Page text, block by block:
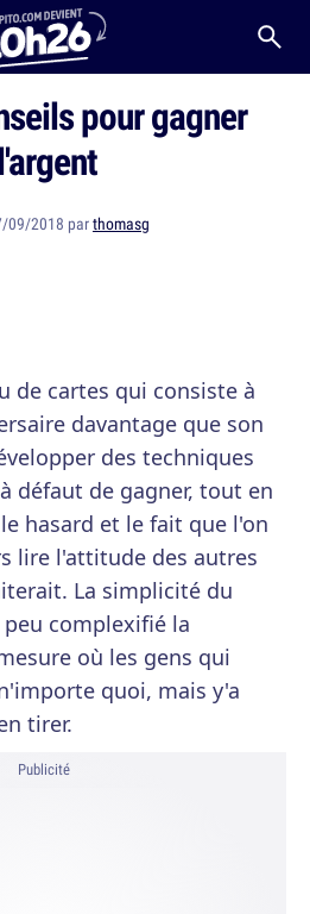
pour gagner
09/2018 parthomasg
de cartes qui consiste à
davantage que son
des techniques
défaut de gagner, tout en
hasard et le fait que l'on
lire l'attitude des autres
La simplicité du
peu complexifié la
où les gens qui
quoi, mais y'a
tirer.
Publicité